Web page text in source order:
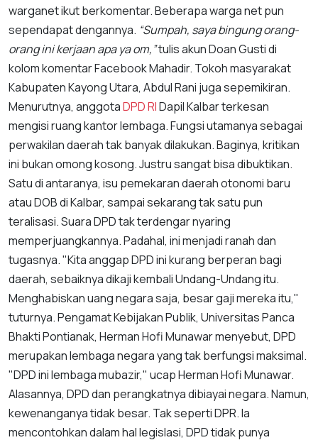
warganet ikut berkomentar. Beberapa warga net pun
sependapat dengannya. “Sumpah, saya bingung orang-
orang ini kerjaan apa ya om,”tulis akun Doan Gusti di
kolom komentar Facebook Mahadir. Tokoh masyarakat
Kabupaten Kayong Utara, Abdul Rani juga sepemikiran.
Menurutnya, anggotaDPD RIDapil Kalbar terkesan
mengisi ruang kantor lembaga. Fungsi utamanya sebagai
perwakilan daerah tak banyak dilakukan. Baginya, kritikan
ini bukan omong kosong. Justru sangat bisa dibuktikan.
Satu di antaranya, isu pemekaran daerah otonomi baru
atau DOB di Kalbar, sampai sekarang tak satu pun
teralisasi. Suara DPD tak terdengar nyaring
memperjuangkannya. Padahal, ini menjadi ranah dan
tugasnya. "Kita anggap DPD ini kurang berperan bagi
daerah, sebaiknya dikaji kembali Undang-Undang itu.
Menghabiskan uang negara saja, besar gaji mereka itu,"
tuturnya. Pengamat Kebijakan Publik, Universitas Panca
Bhakti Pontianak, Herman Hofi Munawar menyebut, DPD
merupakan lembaga negara yang tak berfungsi maksimal.
"DPD ini lembaga mubazir," ucap Herman Hofi Munawar.
Alasannya, DPD dan perangkatnya dibiayai negara. Namun,
kewenanganya tidak besar. Tak seperti DPR. Ia
mencontohkan dalam hal legislasi, DPD tidak punya